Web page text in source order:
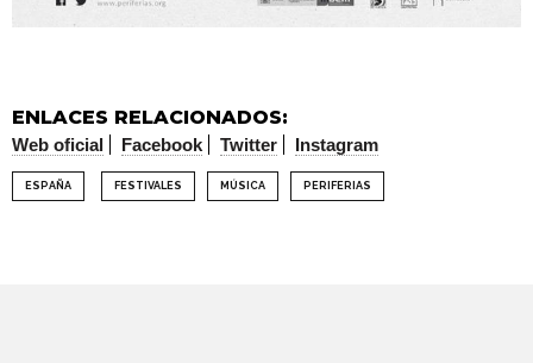
ENLACES RELACIONADOS:
Web oficial Facebook Twitter Instagram
ESPAÑA FESTIVALES MÚSICA PERIFERIAS